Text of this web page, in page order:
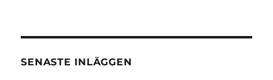
SENASTE INLÄGGEN